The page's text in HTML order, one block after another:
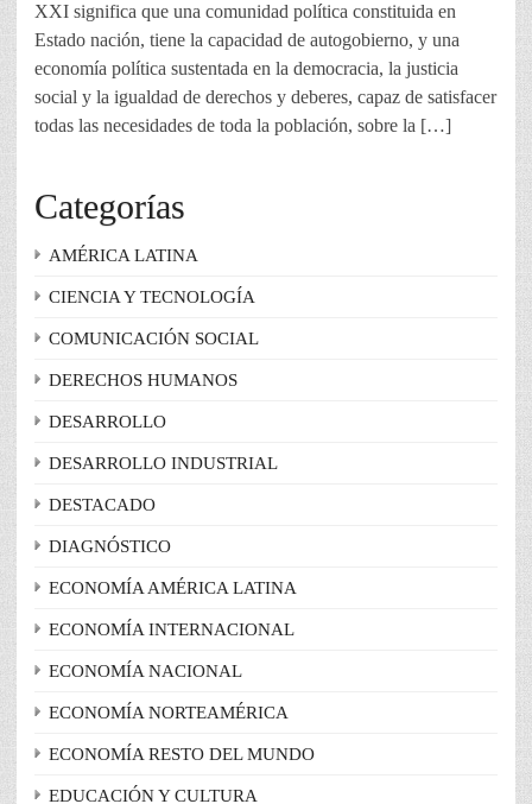
XXI significa que una comunidad política constituida en
Estado nación, tiene la capacidad de autogobierno, y una
economía política sustentada en la democracia, la justicia
social y la igualdad de derechos y deberes, capaz de satisfacer
todas las necesidades de toda la población, sobre la […]
Categorías
AMÉRICA LATINA
CIENCIA Y TECNOLOGÍA
COMUNICACIÓN SOCIAL
DERECHOS HUMANOS
DESARROLLO
DESARROLLO INDUSTRIAL
DESTACADO
DIAGNÓSTICO
ECONOMÍA AMÉRICA LATINA
ECONOMÍA INTERNACIONAL
ECONOMÍA NACIONAL
ECONOMÍA NORTEAMÉRICA
ECONOMÍA RESTO DEL MUNDO
EDUCACIÓN Y CULTURA